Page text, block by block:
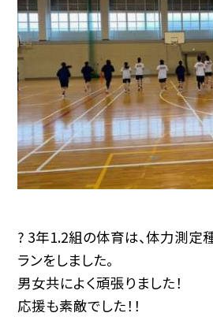
? 3年1.2組の体育は、体力測定
ランをしました。
男女共によく頑張りました！
応援も素敵でした！！